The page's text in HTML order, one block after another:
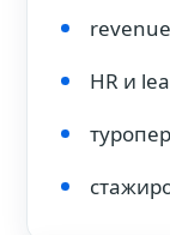
HR и